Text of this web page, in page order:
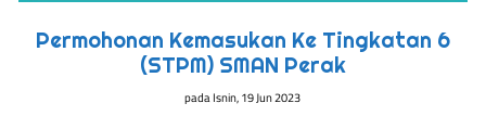
Permohonan Kemasukan Ke Tingkatan 6
(STPM) SMAN Perak
padaIsnin, 19 Jun 2023